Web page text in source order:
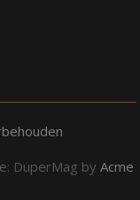
DuperMag by Acme